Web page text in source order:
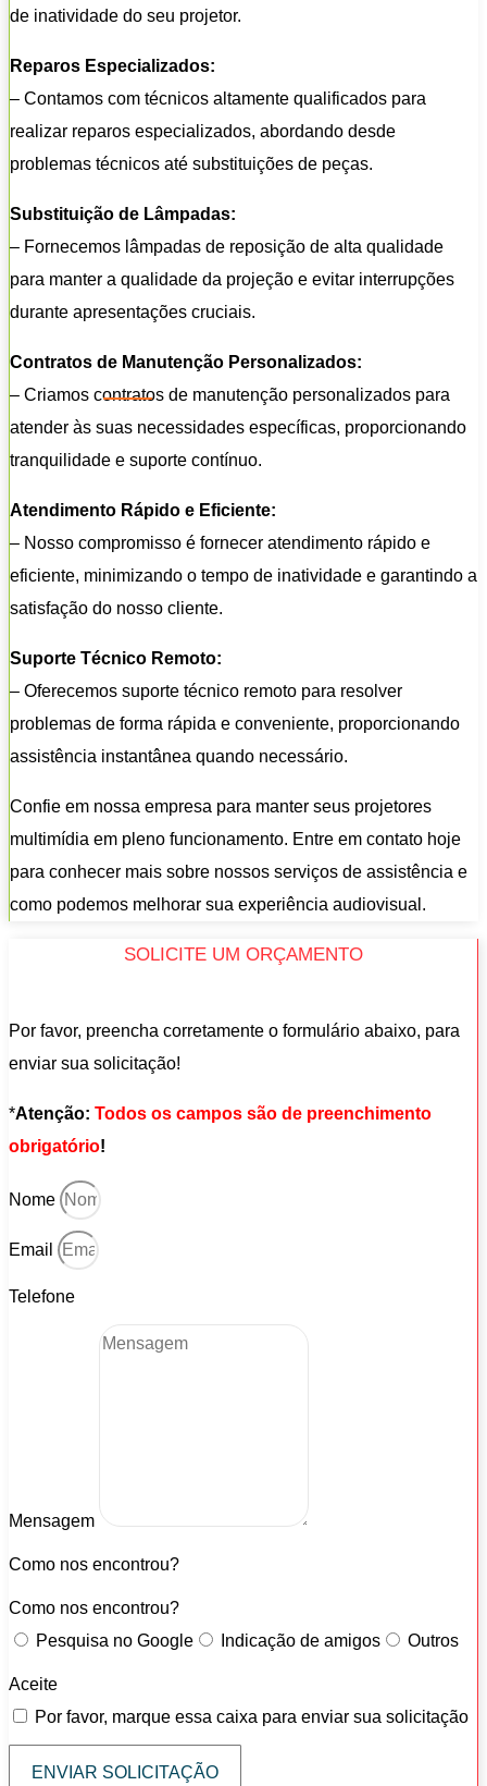
de inatividade do seu projetor.
Reparos Especializados:
– Contamos com técnicos altamente qualificados para
realizar reparos especializados, abordando desde
problemas técnicos até substituições de peças.
Substituição de Lâmpadas:
– Fornecemos lâmpadas de reposição de alta qualidade
para manter a qualidade da projeção e evitar interrupções
durante apresentações cruciais.
Contratos de Manutenção Personalizados:
– Criamos contratos de manutenção personalizados para
atender às suas necessidades específicas, proporcionando
tranquilidade e suporte contínuo.
Atendimento Rápido e Eficiente:
– Nosso compromisso é fornecer atendimento rápido e
eficiente, minimizando o tempo de inatividade e garantindo a
satisfação do nosso cliente.
Suporte Técnico Remoto:
– Oferecemos suporte técnico remoto para resolver
problemas de forma rápida e conveniente, proporcionando
assistência instantânea quando necessário.
Confie em nossa empresa para manter seus projetores
multimídia em pleno funcionamento. Entre em contato hoje
para conhecer mais sobre nossos serviços de assistência e
como podemos melhorar sua experiência audiovisual.
SOLICITE UM ORÇAMENTO
Por favor, preencha corretamente o formulário abaixo, para
enviar sua solicitação!
*Atenção: Todos os campos são de preenchimento
obrigatório!
Nome
Email
Telefone
Mensagem
Como nos encontrou?
Como nos encontrou?
Pesquisa no Google
Indicação de amigos Outros
Aceite
Por favor, marque essa caixa para enviar sua solicitação
ENVIAR SOLICITAÇÃO